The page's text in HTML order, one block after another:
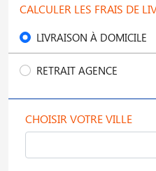
CALCULER LES FRAIS DE
LIVRAISON À DOMICILE
RETRAIT AGENCE
CHOISIR VOTRE VILLE